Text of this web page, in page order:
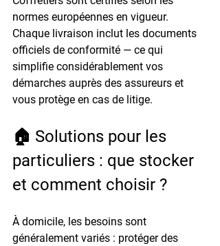
normes européennes en vigueur.
Chaque livraison inclut les documents
officiels de conformité — ce qui
simplifie considérablement vos
démarches auprès des assureurs et
vous protège en cas de litige.
🏠 Solutions pour les
particuliers : que stocker
et comment choisir ?
À domicile, les besoins sont
généralement variés : protéger des